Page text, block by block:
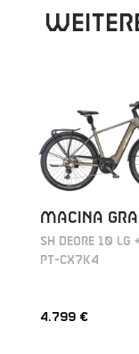
MACINA
SH DEORE 10 LG
PT-CX7K4
4.799 €